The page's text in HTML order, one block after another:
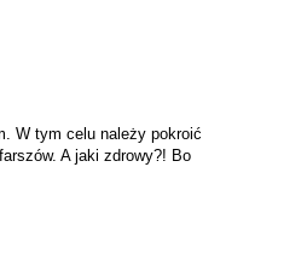
W tym celu należy pokroić
A jaki zdrowy?! Bo